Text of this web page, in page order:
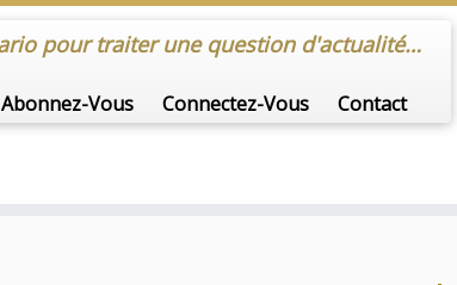
Abonnez-Vous Connectez-Vous Contact